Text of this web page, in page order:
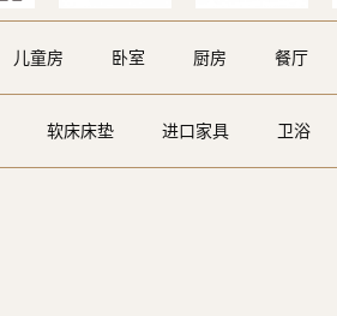
儿童房 卧室 厨房 餐厅
软床床垫 进口家具 卫浴